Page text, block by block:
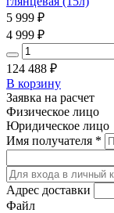
5 999 ₽
4 999 ₽
124 488 ₽
В корзину
Заявка на расчет
Физическое лицо
Юридическое лицо
Имя получателя *
Адрес доставки
Файл